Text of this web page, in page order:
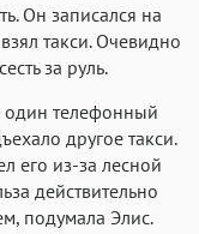
Он записался на
такси. Очевидно
за руль.
один телефонный
другое такси.
его из-за лесной
действительно
подумала Элис.